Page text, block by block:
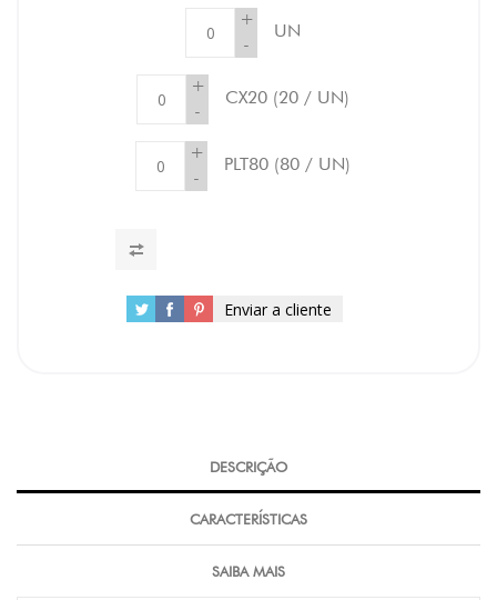
+
-
UN
+
-
CX20 (20 / UN)
+
-
PLT80 (80 / UN)
Enviar a cliente
DESCRIÇÃO
CARACTERÍSTICAS
SAIBA MAIS